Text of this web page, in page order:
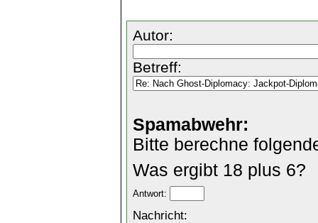
Autor:
Betreff:
Spamabwehr:
Bitte berechne
Was ergibt 18 plus 6?
Antwort:
Nachricht: